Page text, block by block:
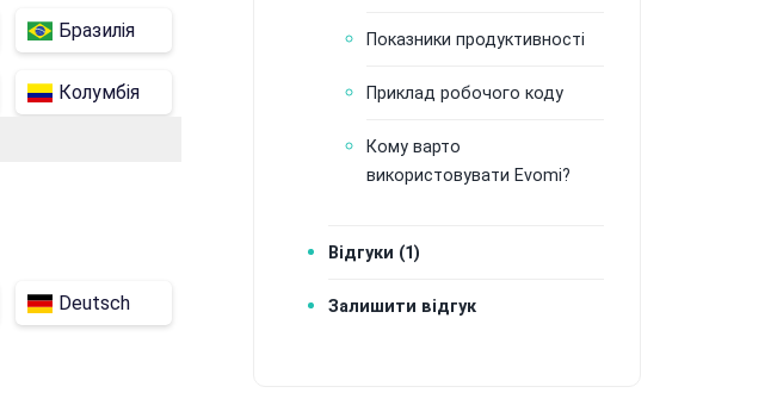
Бразилія
Колумбія
Deutsch
Показники продуктивності
Приклад робочого коду
Кому варто
використовувати Evomi?
Відгуки (1)
Залишити відгук